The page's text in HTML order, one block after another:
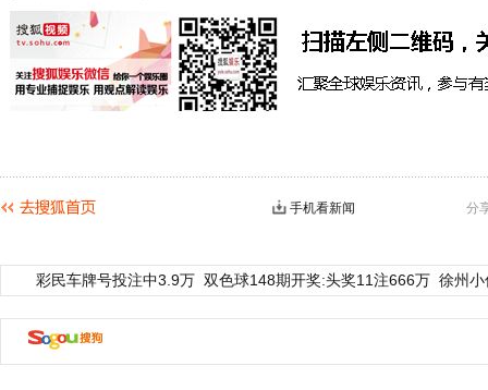
分
手机看新闻
彩民车牌号投注中3.9万 双色球148期开奖:头奖11注666万 徐州